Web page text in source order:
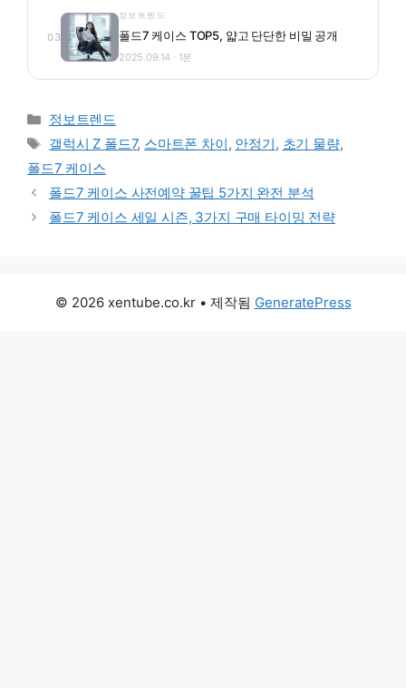
03
정보트렌드
폴드7 케이스 TOP5, 얇고 단단한 비밀 공개
2025.09.14 · 1분
카테고리
정보트렌드
태그
갤럭시 Z 폴드7, 스마트폰 차이, 안정기, 초기 물량,
폴드7 케이스
폴드7 케이스 사전예약 꿀팁 5가지 완전 분석
폴드7 케이스 세일 시즌, 3가지 구매 타이밍 전략
© 2026 xentube.co.kr• 제작됨 GeneratePress